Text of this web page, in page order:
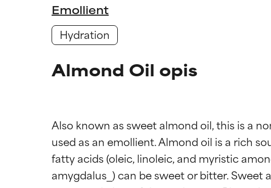
Emollient
Hydration
Almond Oil opis
Also known as sweet almond oil, this is a
used as an emollient. Almond oil is a rich
fatty acids (oleic, linoleic, and myristic
amygdalus_) can be sweet or bitter. Sweet